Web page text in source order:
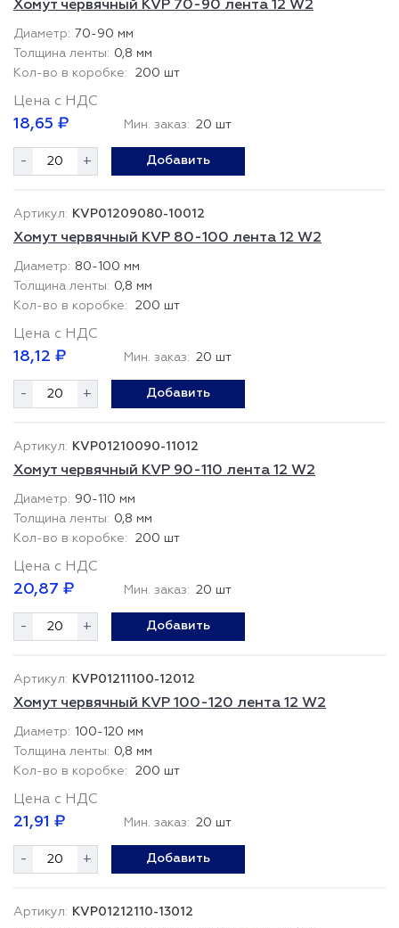
Хомут червячный KVP 70-90 лента 12 W2
70-90 мм
0,8 мм
200 шт
Цена с НДС
18,65 ₽ Мин. заказ: 20 шт
- + Добавить
KVP01209080-10012
Хомут червячный KVP 80-100 лента 12 W2
80-100 мм
0,8 мм
200 шт
Цена с НДС
18,12 ₽ Мин. заказ: 20 шт
- + Добавить
KVP01210090-11012
Хомут червячный KVP 90-110 лента 12 W2
90-110 мм
0,8 мм
200 шт
Цена с НДС
20,87 ₽ Мин. заказ: 20 шт
- + Добавить
KVP01211100-12012
Хомут червячный KVP 100-120 лента 12 W2
100-120 мм
0,8 мм
200 шт
Цена с НДС
21,91 ₽ Мин. заказ: 20 шт
- + Добавить
KVP01212110-13012